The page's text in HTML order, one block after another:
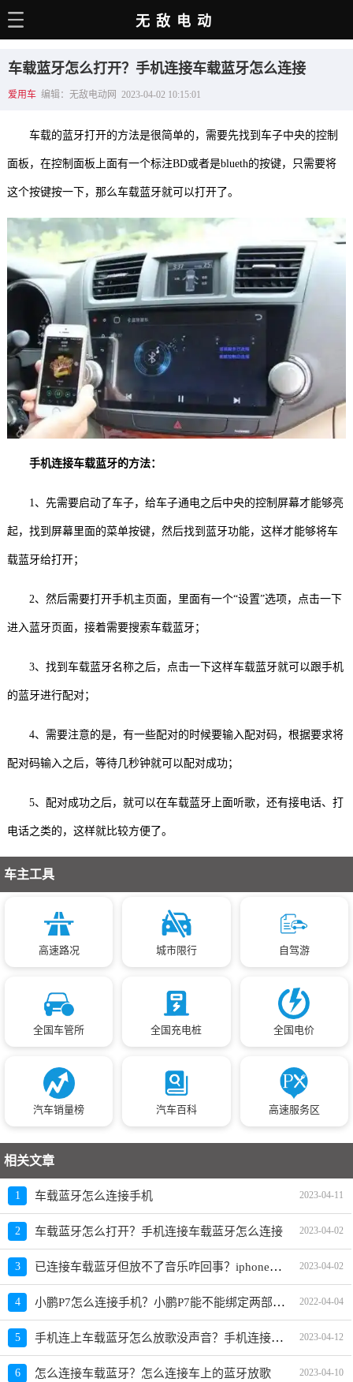
电动百科
选车推荐
充电站
用车百科
销量榜
经销商
无敌电动
车载蓝牙怎么打开？手机连接车载蓝牙怎么连接
爱用车 编辑：无敌电动网 2023-04-02 10:15:01
车载的蓝牙打开的方法是很简单的，需要先找到车子中央的控制
面板，在控制面板上面有一个标注BD或者是blueth的按键，只需要将
这个按键按一下，那么车载蓝牙就可以打开了。
手机连接车载蓝牙的方法：
1、先需要启动了车子，给车子通电之后中央的控制屏幕才能够亮
起，找到屏幕里面的菜单按键，然后找到蓝牙功能，这样才能够将车
载蓝牙给打开；
2、然后需要打开手机主页面，里面有一个“设置”选项，点击一下
进入蓝牙页面，接着需要搜索车载蓝牙；
3、找到车载蓝牙名称之后，点击一下这样车载蓝牙就可以跟手机
的蓝牙进行配对；
4、需要注意的是，有一些配对的时候要输入配对码，根据要求将
配对码输入之后，等待几秒钟就可以配对成功；
5、配对成功之后，就可以在车载蓝牙上面听歌，还有接电话、打
电话之类的，这样就比较方便了。
车主工具
高速路况 城市限行 自驾游
全国车管所 全国充电桩 全国电价
汽车销量榜 汽车百科 高速服务区
相关文章
1 车载蓝牙怎么连接手机 2023-04-11
2 车载蓝牙怎么打开？手机连接车载蓝牙怎么连接 2023-04-02
3 已连接车载蓝牙但放不了音乐咋回事？iphone蓝牙连车上放歌没声音怎么办 2023-04-02
4 小鹏P7怎么连接手机？小鹏P7能不能绑定两部手机 2022-04-04
5 手机连上车载蓝牙怎么放歌没声音？手机连接车载蓝牙放歌没有声音的原因 2023-04-12
6 怎么连接车载蓝牙？怎么连接车上的蓝牙放歌 2023-04-10